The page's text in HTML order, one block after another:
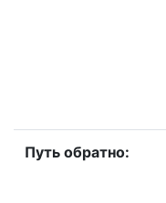
Путь обратно: